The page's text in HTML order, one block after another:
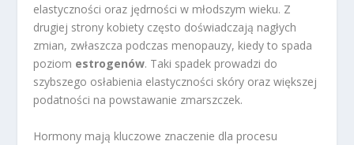
elastyczności oraz jędrności w młodszym wieku. Z
drugiej strony kobiety często doświadczają nagłych
zmian, zwłaszcza podczas menopauzy, kiedy to spada
poziom estrogenów. Taki spadek prowadzi do
szybszego osłabienia elastyczności skóry oraz większej
podatności na powstawanie zmarszczek.
Hormony mają kluczowe znaczenie dla procesu